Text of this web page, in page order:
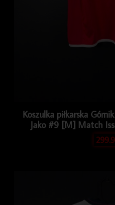
Koszulka piłkarska
Jako #9 [M] Match